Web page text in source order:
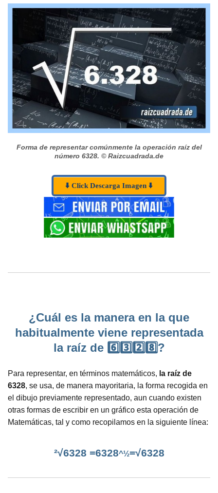
Forma de representar comúnmente la operación raíz del
número 6328. © Raizcuadrada.de
⬇️ Click Descarga Imagen ⬇️
¿Cuál es la manera en la que
habitualmente viene representada
la raíz de 6️⃣3️⃣2️⃣8️⃣?
Para representar, en términos matemáticos, la raíz de
6328, se usa, de manera mayoritaria, la forma recogida en
el dibujo previamente representado, aun cuando existen
otras formas de escribir en un gráfico esta operación de
Matemáticas, tal y como recopilamos en la siguiente línea:
²√6328 =6328^½=√6328